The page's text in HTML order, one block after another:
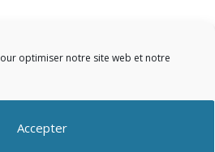
optimiser notre site web et notre
Accepter